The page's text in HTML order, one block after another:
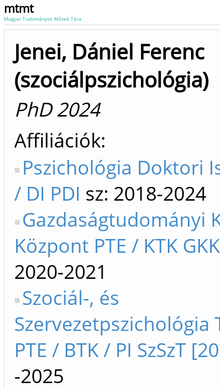
mtmt
Magyar Tudományos Művek Tára
Jenei, Dániel Ferenc
(szociálpszichológia)
PhD 2024
Affiliációk
Pszichológia Doktori
/ DI PDI sz: 2018-2024
Gazdaságtudományi
Központ PTE / KTK GKK
2020-2021
Szociál-, és
Szervezetpszichológia
PTE / BTK / PI SzSzT
-2025